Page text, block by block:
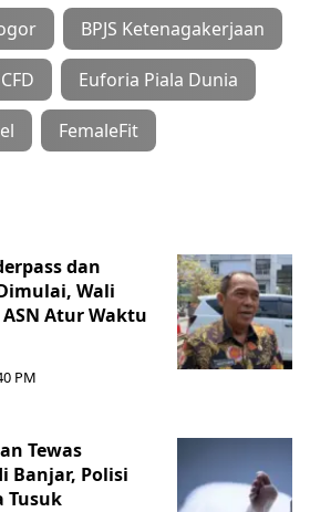
BPJS Ketenagakerjaan
CFD Euforia Piala Dunia
FemaleFit
dan
Wali
Atur Waktu
PM
Tewas
Banjar, Polisi
Tusuk